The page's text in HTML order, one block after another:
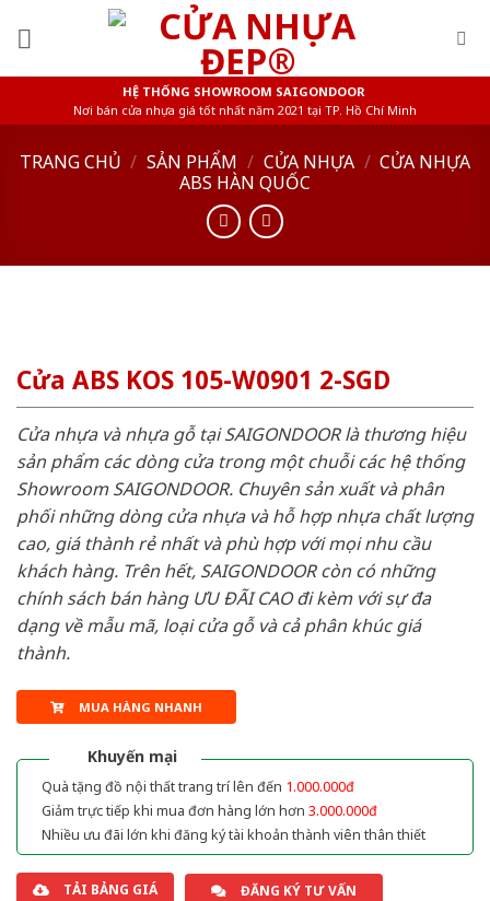
HỆ THỐNG SHOWROOM SAIGONDOOR
Nơi bán cửa nhựa giá tốt nhất năm 2021 tại TP. Hồ Chí Minh
TRANG CHỦ / SẢN PHẨM / CỬA NHỰA / CỬA NHỰA
ABS HÀN QUỐC
Cửa ABS KOS 105-W0901 2-SGD
Cửa nhựa và nhựa gỗ tại SAIGONDOOR là thương hiệu
sản phẩm các dòng cửa trong một chuỗi các hệ thống
Showroom SAIGONDOOR. Chuyên sản xuất và phân
phối những dòng cửa nhựa và hỗ hợp nhựa chất lượng
cao, giá thành rẻ nhất và phù hợp với mọi nhu cầu
khách hàng. Trên hết, SAIGONDOOR còn có những
chính sách bán hàng ƯU ĐÃI CAO đi kèm với sự đa
dạng về mẫu mã, loại cửa gỗ và cả phân khúc giá
thành.
MUA HÀNG NHANH
Khuyến mại
Quà tặng đồ nội thất trang trí lên đến 1.000.000đ
Giảm trực tiếp khi mua đơn hàng lớn hơn 3.000.000đ
Nhiều ưu đãi lớn khi đăng ký tài khoản thành viên thân thiết
TẢI BẢNG GIÁ ĐĂNG KÝ TƯ VẤN